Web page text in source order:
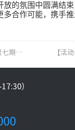
放的氛围中圆满结
多合作可能，携手
【有“新”意】第七期|近期市场活动精彩合集（西北篇）
）